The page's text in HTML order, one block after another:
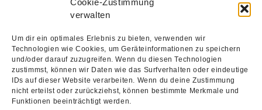
Cookie-Zustimmung
verwalten
Um dir ein optimales Erlebnis zu bieten, verwenden wir
Technologien wie Cookies, um Geräteinformationen zu speichern
und/oder darauf zuzugreifen. Wenn du diesen Technologien
zustimmst, können wir Daten wie das Surfverhalten oder eindeutige
IDs auf dieser Website verarbeiten. Wenn du deine Zustimmung
nicht erteilst oder zurückziehst, können bestimmte Merkmale und
Funktionen beeinträchtigt werden.
Finanzierung
Kontaktieren Sie uns!
info@immobilien-foerster.com